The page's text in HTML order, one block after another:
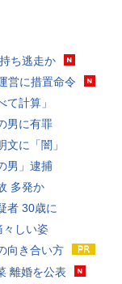
ち逃走か
営に措置命令
計算」
男に有罪
文に「闇」
男」逮捕
多発か
者 30歳に
々しい姿
向き合い方
離婚を公表